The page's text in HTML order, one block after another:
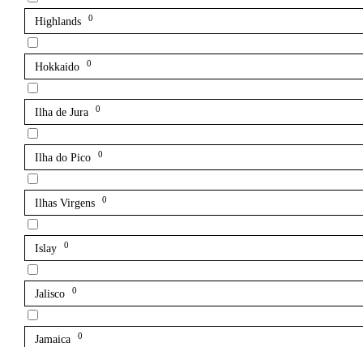
Highlands 0
Hokkaido 0
Ilha de Jura 0
Ilha do Pico 0
Ilhas Virgens 0
Islay 0
Jalisco 0
Jamaica 0